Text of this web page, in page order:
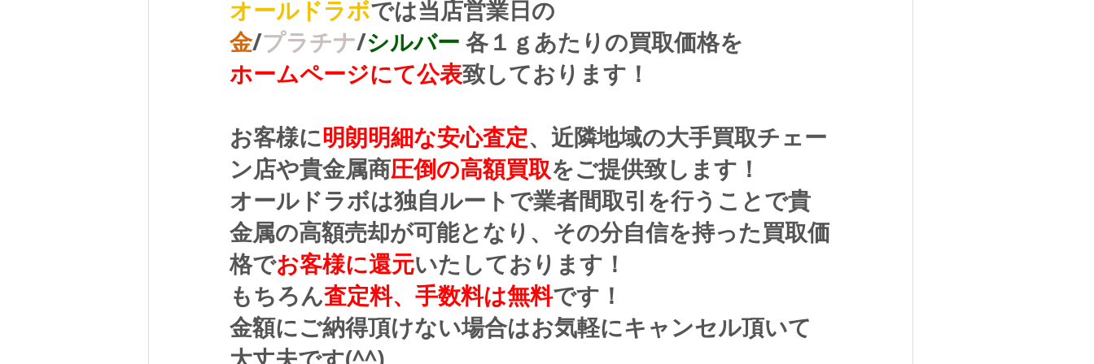
オールドラボでは当店営業日の
金/プラチナ/シルバー 各１ｇあたりの買取価格を
ホームページにて公表致しております！
お客様に明朗明細な安心査定、近隣地域の大手買取チェー
ン店や貴金属商圧倒の高額買取をご提供致します！
オールドラボは独自ルートで業者間取引を行うことで貴
金属の高額売却が可能となり、その分自信を持った買取価
格でお客様に還元いたしております！
もちろん査定料、手数料は無料です！
金額にご納得頂けない場合はお気軽にキャンセル頂いて